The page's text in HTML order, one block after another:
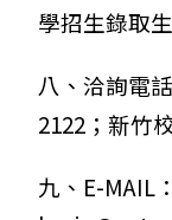
學招生錄取
八、洽詢電
2122；新竹
九、 E-MAIL